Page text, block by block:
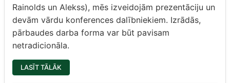
Rainolds un Alekss), mēs izveidojām prezentāciju un
devām vārdu konferences dalībniekiem. Izrādās,
pārbaudes darba forma var būt pavisam
netradicionāla.
LASĪT TĀLĀK
VALODA